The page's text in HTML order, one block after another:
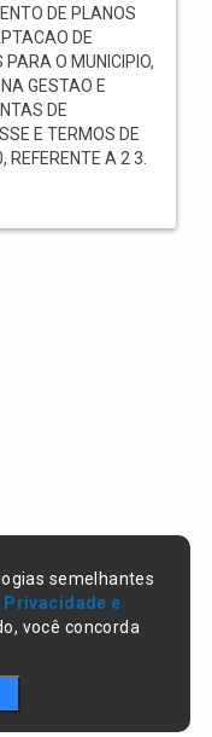
DE PLANOS
DE
PARA O MUNICIPIO,
GESTAO E
DE
E TERMOS DE
A 2 3.
semelhantes
Privacidade e
você concorda